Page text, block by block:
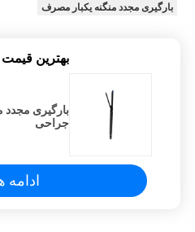
بارگیری مجدد منگنه یکبار مصرف
بهترين
بارگیری مجدد
جراحی
ادامه